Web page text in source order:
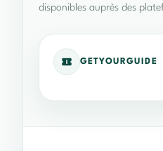
disponibles auprès des
GETYOURGUIDE